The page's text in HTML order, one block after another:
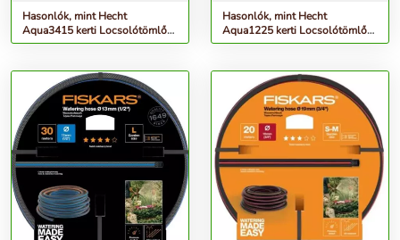
Hasonlók, mint Hecht
Aqua3415 kerti Locsolótömlő
3/4&quot; 15 M
Hasonlók, mint Hecht
Aqua1225 kerti Locsolótömlő
1/2&quot; 25 M